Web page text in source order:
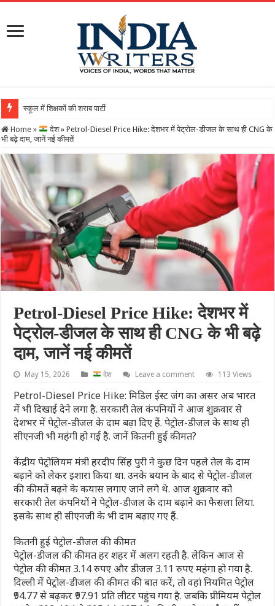
स्कूल में शिक्षकों की शराब पार्टी का वीडियो वायरल, DEO ने थमाया
Home » देश » Petrol-Diesel Price Hike: देशभर में पेट्रोल-डीजल के साथ ही CNG के
भी बढ़े दाम, जानें नई कीमतें
Petrol-Diesel Price Hike: देशभर में
पेट्रोल-डीजल के साथ ही CNG के भी बढ़े
दाम, जानें नई कीमतें
May 15, 2026 देश Leave a comment 113 Views
Petrol-Diesel Price Hike: मिडिल ईस्ट जंग का असर अब भारत
में भी दिखाई देने लगा है. सरकारी तेल कंपनियों ने आज शुक्रवार से
देशभर में पेट्रोल-डीजल के दाम बढ़ा दिए हैं. पेट्रोल-डीजल के साथ ही
सीएनजी भी महंगी हो गई है. जानें कितनी हुई कीमत?
केंद्रीय पेट्रोलियम मंत्री हरदीप सिंह पुरी ने कुछ दिन पहले तेल के दाम
बढ़ाने को लेकर इशारा किया था. उनके बयान के बाद से पेट्रोल-डीजल
की कीमतें बढ़ने के कयास लगाए जाने लगे थे. आज शुक्रवार को
सरकारी तेल कंपनियों ने पेट्रोल-डीजल के दाम बढ़ाने का फैसला लिया.
इसके साथ ही सीएनजी के भी दाम बढ़ाए गए हैं.
कितनी हुई पेट्रोल-डीजल की कीमत
पेट्रोल-डीजल की कीमत हर शहर में अलग रहती है. लेकिन आज से
पेट्रोल की कीमत 3.14 रुपए और डीजल 3.11 रुपए महंगा हो गया है.
दिल्ली में पेट्रोल-डीजल की कीमत की बात करें, तो वहां नियमित पेट्रोल
₹94.77 से बढ़कर ₹97.91 प्रति लीटर पहुंच गया है. जबकि प्रीमियम पेट्रोल